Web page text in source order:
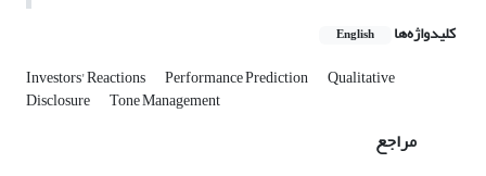
کلیدواژه‌ها English
Investors' Reactions Performance Prediction Qualitative
Disclosure Tone Management
مراجع